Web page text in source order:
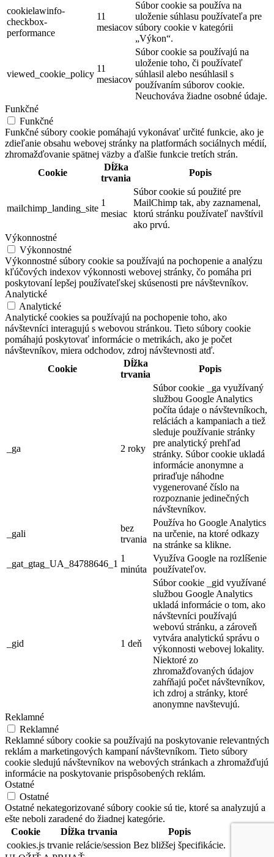
cookielawinfo-
checkbox-
performance
11
mesiacov
Súbor cookie sa používa na
uloženie súhlasu používateľa pre
súbory cookie v kategórii
„Výkon“.
viewed_cookie_policy
11
mesiacov
Súbor cookie sa používajú na
uloženie toho, či používateľ
súhlasil alebo nesúhlasil s
používaním súborov cookie.
Neuchováva žiadne osobné údaje.
Funkčné
Funkčné
Funkčné súbory cookie pomáhajú vykonávať určité funkcie, ako je
zdieľanie obsahu webovej stránky na platformách sociálnych médií,
zhromažďovanie spätnej väzby a ďalšie funkcie tretích strán.
Cookie
Dĺžka
trvania
Popis
mailchimp_landing_site
1
mesiac
Súbor cookie sú použité pre
MailChimp tak, aby zaznamenal,
ktorú stránku používateľ navštívil
ako prvú.
Výkonnostné
Výkonnostné
Výkonnostné súbory cookie sa používajú na pochopenie a analýzu
kľúčových indexov výkonnosti webovej stránky, čo pomáha pri
poskytovaní lepšej používateľskej skúsenosti pre návštevníkov.
Analytické
Analytické
Analytické cookies sa používajú na pochopenie toho, ako
návštevníci interagujú s webovou stránkou. Tieto súbory cookie
pomáhajú poskytovať informácie o metrikách, ako je počet
návštevníkov, miera odchodov, zdroj návštevnosti atď.
Cookie
Dĺžka
trvania
Popis
_ga 2 roky
Súbor cookie _ga využívaný
službou Google Analytics
počíta údaje o návštevníkoch,
reláciách a kampaniach a tiež
sleduje používanie stránky
pre analytický prehľad
stránky. Súbor cookie ukladá
informácie anonymne a
priraďuje náhodne
vygenerované číslo na
rozpoznanie jedinečných
návštevníkov.
_gali
bez
trvania
Používa ho Google Analytics
na určenie, na ktoré odkazy
na stránke sa klikne.
_gat_gtag_UA_84788646_1
1
minúta
Využíva Google na rozlíšenie
používateľov.
_gid 1 deň
Súbor cookie _gid využívané
službou Google Analytics
ukladá informácie o tom, ako
návštevníci používajú
webovú stránku, a zároveň
vytvára analytickú správu o
výkonnosti webovej lokality.
Niektoré zo
zhromažďovaných údajov
zahŕňajú počet návštevníkov,
ich zdroj a stránky, ktoré
anonymne navštevujú.
Reklamné
Reklamné
Reklamné súbory cookie sa používajú na poskytovanie relevantných
reklám a marketingových kampaní návštevníkom. Tieto súbory
cookie sledujú návštevníkov na webových stránkach a zhromažďujú
informácie na poskytovanie prispôsobených reklám.
Ostatné
Ostatné
Ostatné nekategorizované súbory cookie sú tie, ktoré sa analyzujú a
ešte neboli zaradené do žiadnej kategórie.
Cookie
Dĺžka trvania
Popis
cookies.js trvanie relácie/session Bez bližšej špecifikácie.